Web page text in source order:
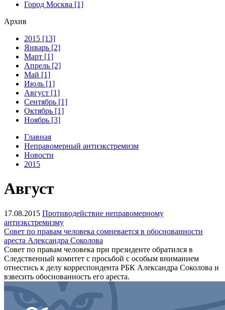
Город Москва [1]
Архив
2015 [13]
Январь [2]
Март [1]
Апрель [2]
Май [1]
Июль [1]
Август [1]
Сентябрь [1]
Октябрь [1]
Ноябрь [3]
Главная
Неправомерный антиэкстремизм
Новости
2015
Август
17.08.2015 Противодействие неправомерному
антиэкстремизму
Совет по правам человека сомневается в обоснованности
ареста Александра Соколова
Совет по правам человека при президенте обратился в
Следственный комитет с просьбой с особым вниманием
отнестись к делу корреспондента РБК Александра Соколова и
взвесить обоснованность его ареста.